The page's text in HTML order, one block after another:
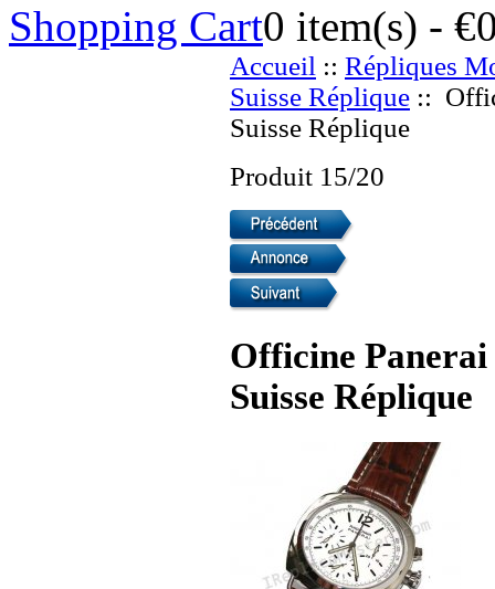
Shopping Cart0 item(s) -
Accueil :: Répliques
Suisse Réplique ::
Suisse Réplique
Produit 15/20
Officine
Suisse Réplique